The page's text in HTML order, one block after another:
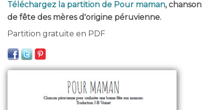
Téléchargez la partition de Pour maman, chanson
de fête des mères d'origine péruvienne.
Partition gratuite en PDF